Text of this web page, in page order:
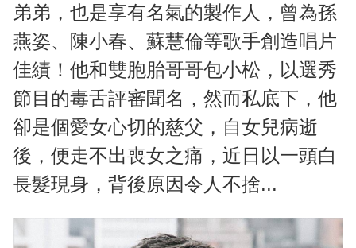
t
e
弟弟，也是享有名氣的製作人，曾為孫
燕姿、陳小春、蘇慧倫等歌手創造唱片
佳績！他和雙胞胎哥哥包小松，以選秀
節目的毒舌評審聞名，然而私底下，他
卻是個愛女心切的慈父，自女兒病逝
後，便走不出喪女之痛，近日以一頭白
長髮現身，背後原因令人不捨...